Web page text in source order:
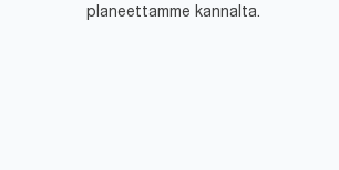
planeettamme kannalta.